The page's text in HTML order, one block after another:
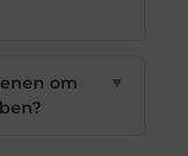
om
▼